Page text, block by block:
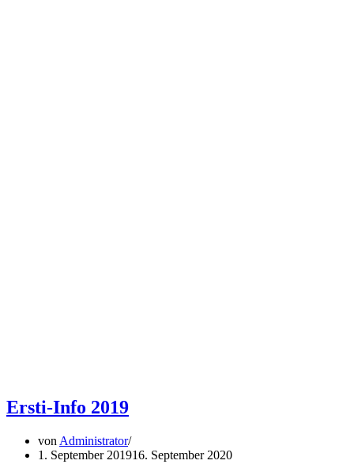
Ersti-Info 2019
von Administrator
1. September 201916. September 2020